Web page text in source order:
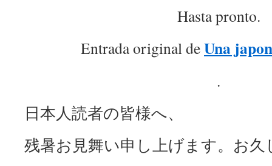
Hasta pronto.
Entrada original deUna
.
日本人読者の皆様へ、
残暑お見舞い申し上げます。お